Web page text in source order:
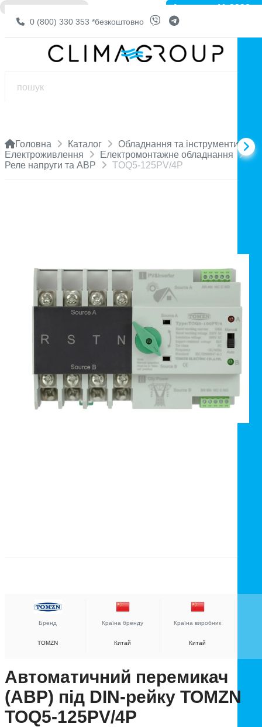
0 (800) 330 353 *безкоштовно
Головна Каталог
Обладнання та інструменти
Електроживлення
Електромонтажне обладнання
Реле напруги та АВР
TOQ5-125PV/4P
Артикул: 11-2932
❌ НЕМА В НАЯВНОСТІ
Бренд
TOMZN
Країна бренду
Китай
Країна виробник
Китай
Автоматичний перемикач
(АВР) під DIN-рейку TOMZN
TOQ5-125PV/4P